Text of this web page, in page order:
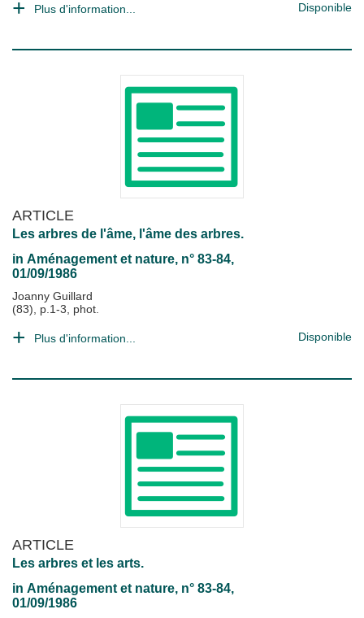
Plus d'information... Disponible
ARTICLE
Les arbres de l'âme, l'âme des arbres.
in Aménagement et nature, n° 83-84,
01/09/1986
Joanny Guillard
(83), p.1-3, phot.
Plus d'information... Disponible
ARTICLE
Les arbres et les arts.
in Aménagement et nature, n° 83-84,
01/09/1986